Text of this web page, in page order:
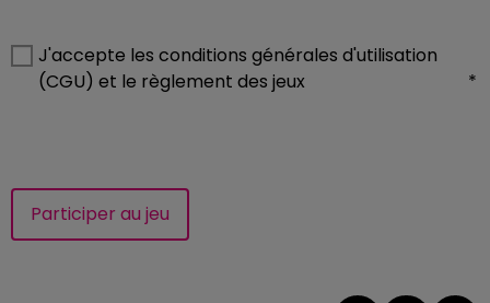
J'accepte les conditions générales d'utilisation
(CGU) et le règlement des jeux
*
Participer au jeu